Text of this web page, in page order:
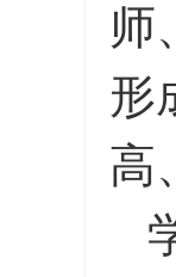
师
形
高